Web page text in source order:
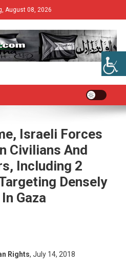
August 08, 2026
Israeli Forces
Civilians And
Including 2
Densely
Gaza
Rights, July 14, 2018